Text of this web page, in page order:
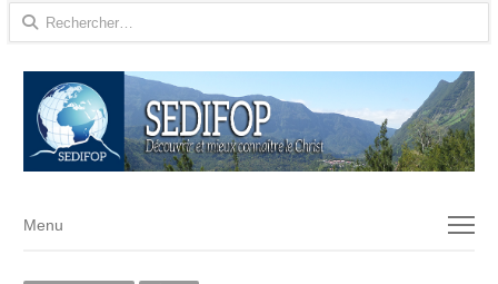
Rechercher :
Menu
Menu